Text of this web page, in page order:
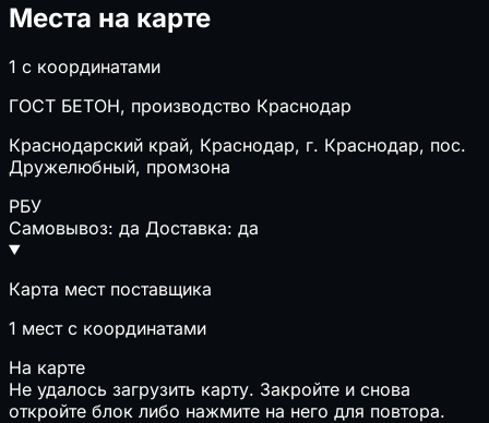
Места на карте
1 с координатами
ГОСТ БЕТОН, производство Краснодар
Краснодарский край, Краснодар, г. Краснодар, пос.
Дружелюбный, промзона
РБУ
Самовывоз: да Доставка: да
Карта мест поставщика
1 мест с координатами
На карте
Не удалось загрузить карту. Закройте и снова
откройте блок либо нажмите на него для повтора.